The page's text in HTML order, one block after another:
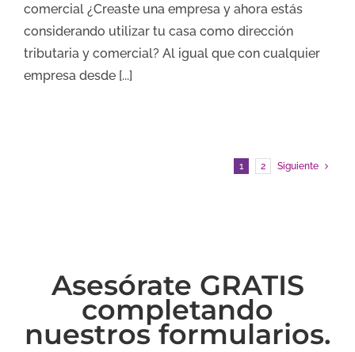
comercial ¿Creaste una empresa y ahora estás
considerando utilizar tu casa como dirección
tributaria y comercial? Al igual que con cualquier
empresa desde [...]
1 2 Siguiente
Asesórate GRATIS
completando
nuestros formularios.